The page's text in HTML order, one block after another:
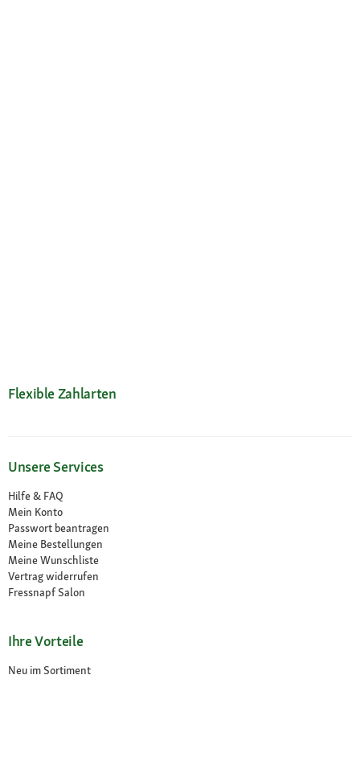
Flexible Zahlarten
Unsere Services
Hilfe & FAQ
Mein Konto
Passwort beantragen
Meine Bestellungen
Meine Wunschliste
Vertrag widerrufen
Fressnapf Salon
Ihre Vorteile
Neu im Sortiment